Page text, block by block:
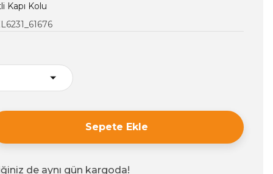
Kapı Kolu
Sepete Ekle
de aynı gün kargoda!